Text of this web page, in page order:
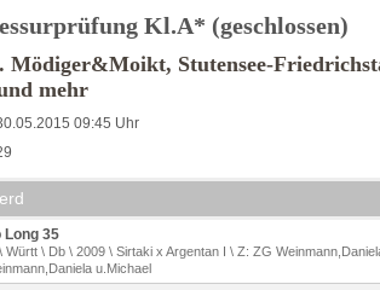
Kl.A* (geschlossen)
Mödiger&Moikt, Stutensee-
mehr
09:45 Uhr
Long 35
Württ \ Db \ 2009 \ Sirtaki x Argentan I \ Z: ZG
u.Michael